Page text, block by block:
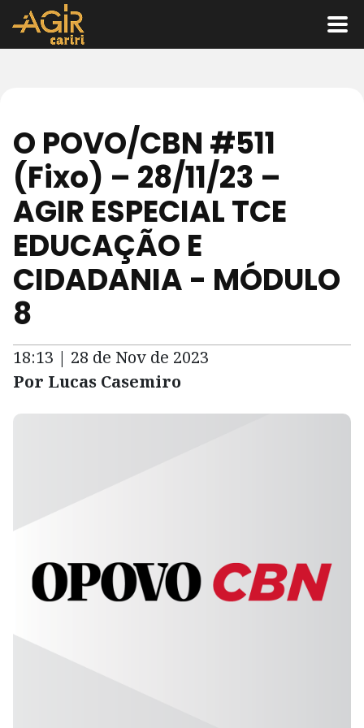
O POVO/CBN #511
(Fixo) – 28/11/23 –
AGIR ESPECIAL TCE
EDUCAÇÃO E
CIDADANIA - MÓDULO
8
18:13 | 28 de Nov de 2023
Por Lucas Casemiro